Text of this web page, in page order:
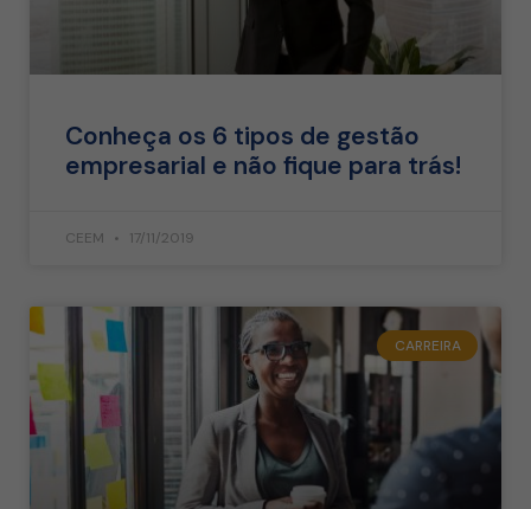
Conheça os 6 tipos de gestão
empresarial e não fique para trás!
CEEM 17/11/2019
CARREIRA